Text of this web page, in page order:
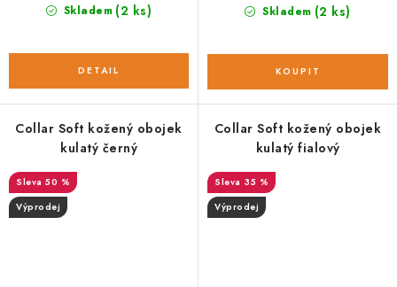
Skladem (2 ks) Skladem (2 ks)
Collar Soft kožený obojek
kulatý černý
50 %
Výprodej
Collar Soft kožený obojek
kulatý fialový
35 %
Výprodej